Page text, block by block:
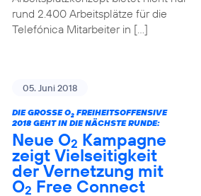
rund 2.400 Arbeitsplätze für die
Telefónica Mitarbeiter in […]
05. Juni 2018
DIE GROSSE O 2FREIHEITSOFFENSIVE
2018 GEHT IN DIE NÄCHSTE RUNDE:
Neue O2 Kampagne
zeigt Vielseitigkeit
der Vernetzung mit
O2 Free Connect